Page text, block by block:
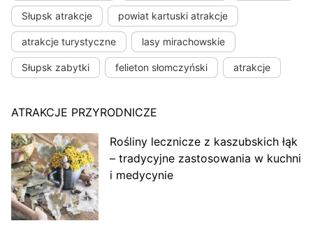
Słupsk atrakcje powiat kartuski atrakcje
atrakcje turystyczne lasy mirachowskie
Słupsk zabytki felieton słomczyński atrakcje
ATRAKCJE PRZYRODNICZE
Rośliny lecznicze z kaszubskich łąk
– tradycyjne zastosowania w kuchni
i medycynie